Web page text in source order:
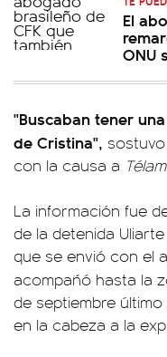
El
ONU
"Buscaban tener
de Cristina",
con la causa a
La información fue
de la detenida
que se envió con el
acompañó hasta la
de septiembre
en la cabeza a la